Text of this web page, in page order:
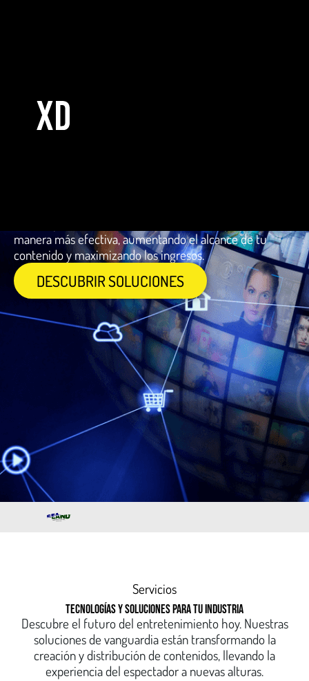
MEDIA &
ENTERTAINMENT
manera más efectiva, aumentando el alcance de tu
contenido y maximizando los ingresos.
DESCUBRIR SOLUCIONES
Servicios
TECNOLOGÍAS Y SOLUCIONES PARA TU INDUSTRIA
Descubre el futuro del entretenimiento hoy. Nuestras
soluciones de vanguardia están transformando la
creación y distribución de contenidos, llevando la
experiencia del espectador a nuevas alturas.